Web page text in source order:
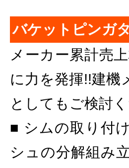
バケットピンガ
メーカー累計売
に力を発揮!!建機
としてもご検討く
■ シムの取り付
シュの分解組み